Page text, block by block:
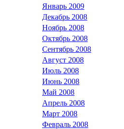
Январь 2009
Декабрь 2008
Ноябрь 2008
Октябрь 2008
Сентябрь 2008
Август 2008
Июль 2008
Июнь 2008
Май 2008
Апрель 2008
Март 2008
Февраль 2008